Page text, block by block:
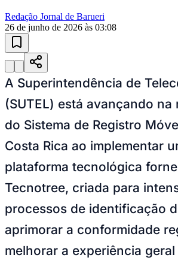
Juventude
Redação Jornal de Barueri
26 de junho de 2026 às 03:08
A Superintendência de
(SUTEL) está avançando na
do Sistema de Registro
Costa Rica ao implementar
plataforma tecnológica
Tecnotree, criada para
processos de identificação
aprimorar a conformidade
melhorar a experiência